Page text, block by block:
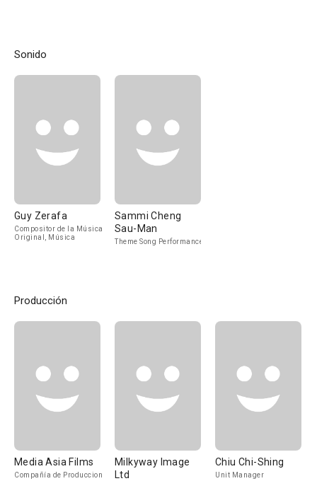
Sonido
Guy Zerafa
Compositor de la Música
Original, Música
Sammi Cheng
Sau-Man
Theme Song Performance
Producción
Media Asia Films
Compañía de Produccion
Milkyway Image
Ltd
Chiu Chi-Shing
Unit Manager